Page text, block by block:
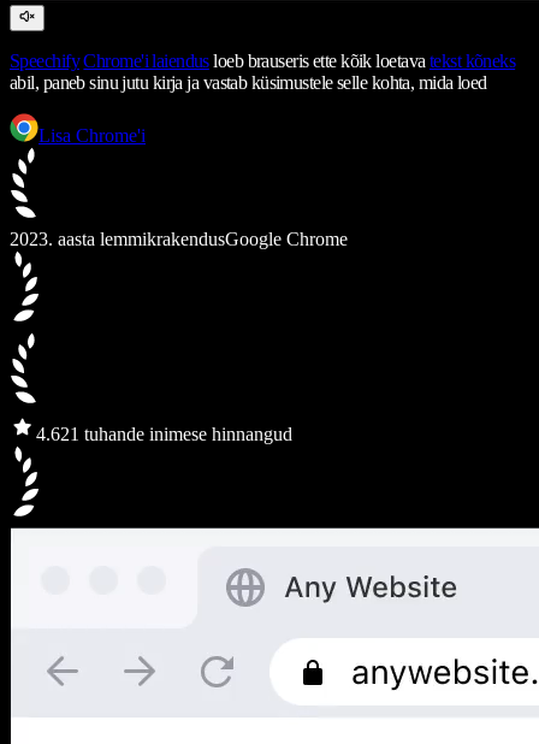
Speechify Chrome'i laiendusloeb brauseris ette kõik loetava tekst kõneks
abil, paneb sinu jutu kirja ja vastab küsimustele selle kohta, mida loed
Lisa Chrome'i
2023. aasta lemmikrakendusGoogle Chrome
4.621 tuhande inimese hinnangud